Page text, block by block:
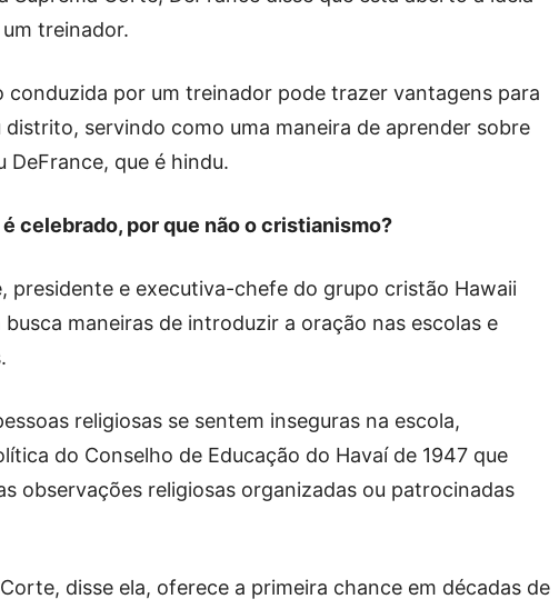
treinador.
conduzida por um treinador pode trazer vantagens para
distrito, servindo como uma maneira de aprender sobre
DeFrance, que é hindu.
celebrado, por que não o cristianismo?
presidente e executiva-chefe do grupo cristão Hawaii
maneiras de introduzir a oração nas escolas e
religiosas se sentem inseguras na escola,
do Conselho de Educação do Havaí de 1947 que
observações religiosas organizadas ou patrocinadas
disse ela, oferece a primeira chance em décadas de